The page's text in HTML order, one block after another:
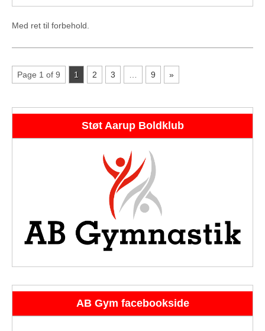
Med ret til forbehold.
Page 1 of 9 1 2 3 9 »
Støt Aarup Boldklub
AB Gym facebookside